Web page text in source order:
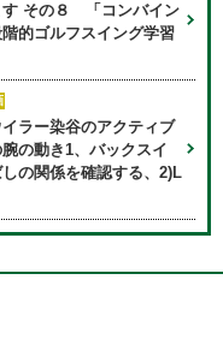
す その８ 「コンバイン
的ゴルフスイング学習
ラー染谷のアクティブ
の動き1、バックスイ
の関係を確認する、2)L